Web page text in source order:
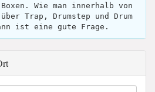
Wie man innerhalb von
Trap, Drumstep und Drum
ist eine gute Frage.